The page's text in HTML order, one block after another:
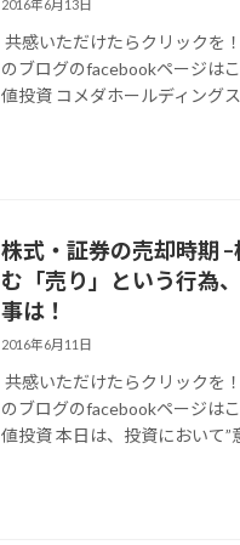
2016年6月13日
共感いただけたらクリック
のブログのfacebookページ
値投資 コメダホールディング
株式・証券の売却時期
む「売り」という行為
事は！
2016年6月11日
共感いただけたらクリック
のブログのfacebookページ
値投資 本日は、投資において